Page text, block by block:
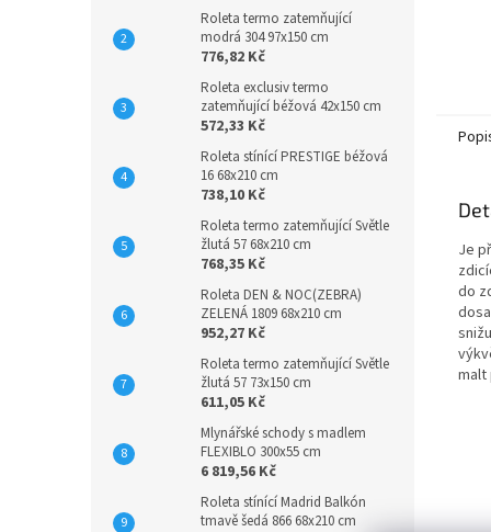
Roleta termo zatemňující
modrá 304 97x150 cm
776,82 Kč
Roleta exclusiv termo
zatemňující béžová 42x150 cm
572,33 Kč
Roleta stínící PRESTIGE béžová
16 68x210 cm
738,10 Kč
Roleta termo zatemňující Světle
žlutá 57 68x210 cm
768,35 Kč
Roleta DEN & NOC(ZEBRA)
ZELENÁ 1809 68x210 cm
952,27 Kč
Roleta termo zatemňující Světle
žlutá 57 73x150 cm
611,05 Kč
Mlynářské schody s madlem
FLEXIBLO 300x55 cm
6 819,56 Kč
Roleta stínící Madrid Balkón
tmavě šedá 866 68x210 cm
Je
do
malt